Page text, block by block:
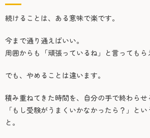
続けることは、ある意味で楽です。
今まで通り通えばいい。
周囲からも「頑張っているね」と言ってもら
でも、やめることは違います。
積み重ねてきた時間を、自分の手で終わらせ
「もし受験がうまくいかなかったら？」と
と。